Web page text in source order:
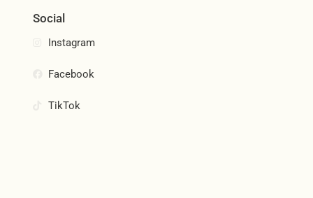
Social
Instagram
Facebook
TikTok